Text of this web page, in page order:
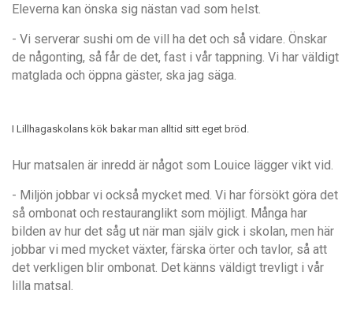
Eleverna kan önska sig nästan vad som helst.
- Vi serverar sushi om de vill ha det och så vidare. Önskar
de någonting, så får de det, fast i vår tappning. Vi har väldigt
matglada och öppna gäster, ska jag säga.
I Lillhagaskolans kök bakar man alltid sitt eget bröd.
Hur matsalen är inredd är något som Louice lägger vikt vid.
- Miljön jobbar vi också mycket med. Vi har försökt göra det
så ombonat och restauranglikt som möjligt. Många har
bilden av hur det såg ut när man själv gick i skolan, men här
jobbar vi med mycket växter, färska örter och tavlor, så att
det verkligen blir ombonat. Det känns väldigt trevligt i vår
lilla matsal.